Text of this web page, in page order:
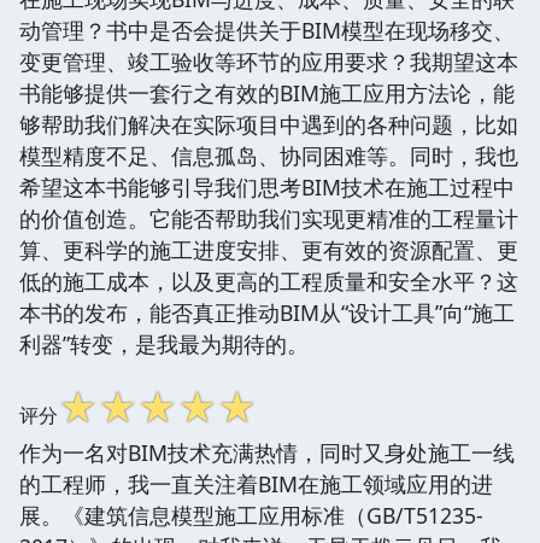
动管理？书中是否会提供关于BIM模型在现场移交、
变更管理、竣工验收等环节的应用要求？我期望这本
书能够提供一套行之有效的BIM施工应用方法论，能
够帮助我们解决在实际项目中遇到的各种问题，比如
模型精度不足、信息孤岛、协同困难等。同时，我也
希望这本书能够引导我们思考BIM技术在施工过程中
的价值创造。它能否帮助我们实现更精准的工程量计
算、更科学的施工进度安排、更有效的资源配置、更
低的施工成本，以及更高的工程质量和安全水平？这
本书的发布，能否真正推动BIM从“设计工具”向“施工
利器”转变，是我最为期待的。
评分☆☆☆☆☆
作为一名对BIM技术充满热情，同时又身处施工一线
的工程师，我一直关注着BIM在施工领域应用的进
展。《建筑信息模型施工应用标准（GB/T51235-